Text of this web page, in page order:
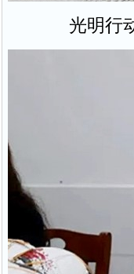
光明行